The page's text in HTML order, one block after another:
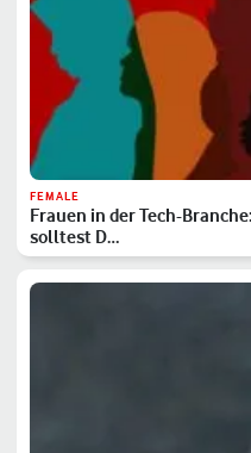
FEMALE
Frauen in der Tech-
solltest D…